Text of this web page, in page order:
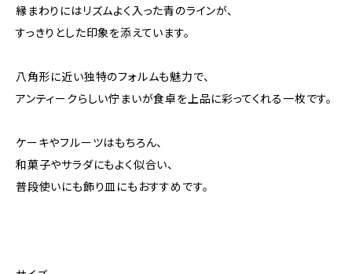
縁まわりにはリズムよく入った青のラインが、
すっきりとした印象を添えています。
八角形に近い独特のフォルムも魅力で、
アンティークらしい佇まいが食卓を上品に彩ってくれる一枚です。
ケーキやフルーツはもちろん、
和菓子やサラダにもよく似合い、
普段使いにも飾り皿にもおすすめです。